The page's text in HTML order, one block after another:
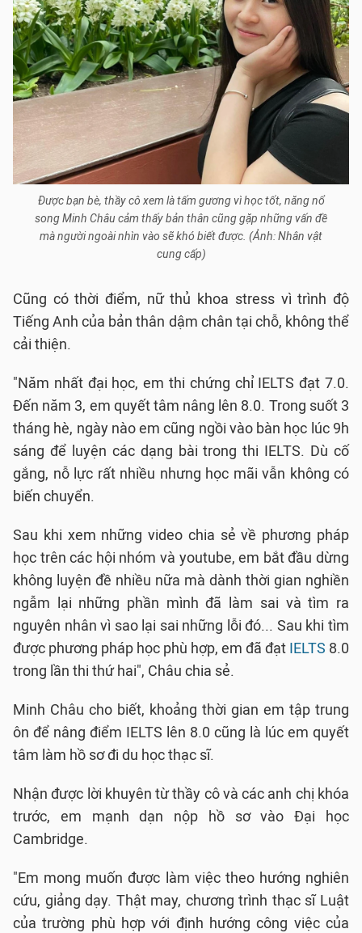
Được bạn bè, thầy cô xem là tấm gương vì học tốt, năng nổ
song Minh Châu cảm thấy bản thân cũng gặp những vấn đề
mà người ngoài nhìn vào sẽ khó biết được. (Ảnh: Nhân vật
cung cấp)
Cũng có thời điểm, nữ thủ khoa stress vì trình độ
Tiếng Anh của bản thân dậm chân tại chỗ, không thể
cải thiện.
"Năm nhất đại học, em thi chứng chỉ IELTS đạt 7.0.
Đến năm 3, em quyết tâm nâng lên 8.0. Trong suốt 3
tháng hè, ngày nào em cũng ngồi vào bàn học lúc 9h
sáng để luyện các dạng bài trong thi IELTS. Dù cố
gắng, nỗ lực rất nhiều nhưng học mãi vẫn không có
biến chuyển.
Sau khi xem những video chia sẻ về phương pháp
học trên các hội nhóm và youtube, em bắt đầu dừng
không luyện đề nhiều nữa mà dành thời gian nghiền
ngẫm lại những phần mình đã làm sai và tìm ra
nguyên nhân vì sao lại sai những lỗi đó... Sau khi tìm
được phương pháp học phù hợp, em đã đạt IELTS 8.0
trong lần thi thứ hai", Châu chia sẻ.
Minh Châu cho biết, khoảng thời gian em tập trung
ôn để nâng điểm IELTS lên 8.0 cũng là lúc em quyết
tâm làm hồ sơ đi du học thạc sĩ.
Nhận được lời khuyên từ thầy cô và các anh chị khóa
trước, em mạnh dạn nộp hồ sơ vào Đại học
Cambridge.
"Em mong muốn được làm việc theo hướng nghiên
cứu, giảng dạy. Thật may, chương trình thạc sĩ Luật
của trường phù hợp với định hướng công việc của